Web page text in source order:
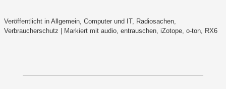
Veröffentlicht in Allgemein Computer und IT, Radiosachen
Verbraucherschutz | Markiert mit audio entrauschen iZotope o-ton RX6